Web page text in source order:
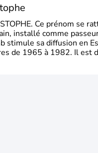
Ce prénom se
installé comme
stimule sa diffusion en
de 1965 à 1982. Il est